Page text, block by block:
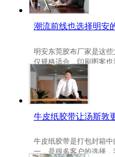
做的。
潮流前线也选择明安
明安东莞胶布厂家是这
仅规格适合，印刷图案
有3年的稳定合作关系。
牛皮纸胶带让汤斯敦
牛皮纸胶带是打包封箱
一，是很多客户的选择